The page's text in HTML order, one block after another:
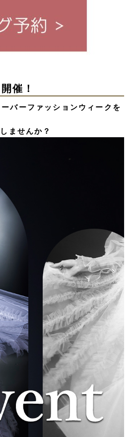
催！
バーファッションウィークを
ませんか？